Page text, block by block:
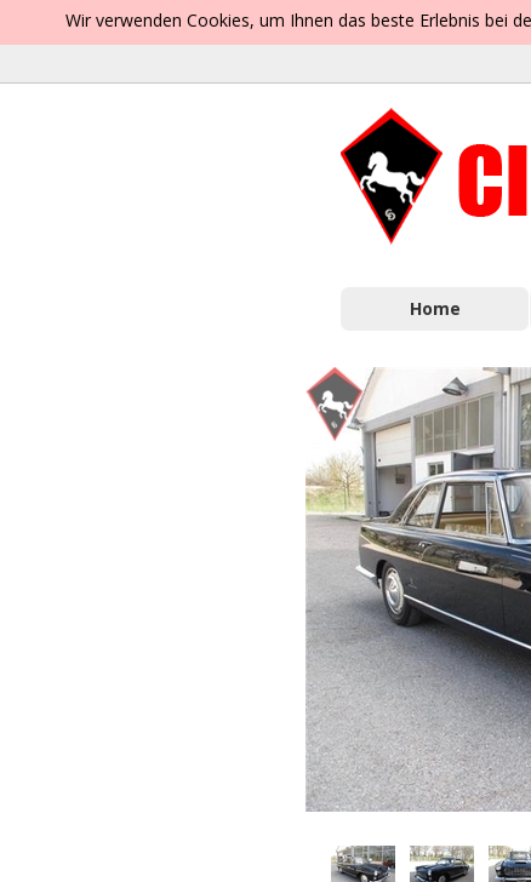
Wir verwenden Cookies, um Ihnen das beste Erlebnis bei
Home